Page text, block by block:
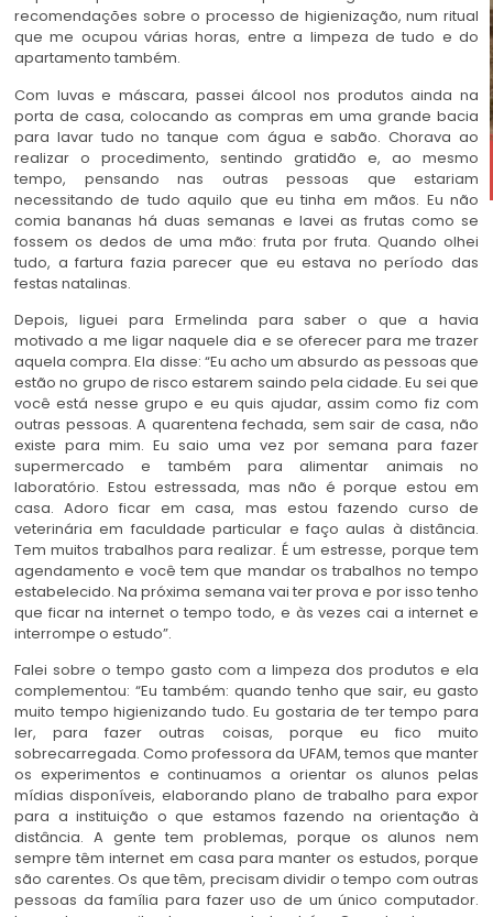
recomendações sobre o processo de higienização, num ritual
que me ocupou várias horas, entre a limpeza de tudo e do
apartamento também.
Com luvas e máscara, passei álcool nos produtos ainda na
porta de casa, colocando as compras em uma grande bacia
para lavar tudo no tanque com água e sabão. Chorava ao
realizar o procedimento, sentindo gratidão e, ao mesmo
tempo, pensando nas outras pessoas que estariam
necessitando de tudo aquilo que eu tinha em mãos. Eu não
comia bananas há duas semanas e lavei as frutas como se
fossem os dedos de uma mão: fruta por fruta. Quando olhei
tudo, a fartura fazia parecer que eu estava no período das
festas natalinas.
Depois, liguei para Ermelinda para saber o que a havia
motivado a me ligar naquele dia e se oferecer para me trazer
aquela compra. Ela disse: “Eu acho um absurdo as pessoas que
estão no grupo de risco estarem saindo pela cidade. Eu sei que
você está nesse grupo e eu quis ajudar, assim como fiz com
outras pessoas. A quarentena fechada, sem sair de casa, não
existe para mim. Eu saio uma vez por semana para fazer
supermercado e também para alimentar animais no
laboratório. Estou estressada, mas não é porque estou em
casa. Adoro ficar em casa, mas estou fazendo curso de
veterinária em faculdade particular e faço aulas à distância.
Tem muitos trabalhos para realizar. É um estresse, porque tem
agendamento e você tem que mandar os trabalhos no tempo
estabelecido. Na próxima semana vai ter prova e por isso tenho
que ficar na internet o tempo todo, e às vezes cai a internet e
interrompe o estudo”.
Falei sobre o tempo gasto com a limpeza dos produtos e ela
complementou: “Eu também: quando tenho que sair, eu gasto
muito tempo higienizando tudo. Eu gostaria de ter tempo para
ler, para fazer outras coisas, porque eu fico muito
sobrecarregada. Como professora da UFAM, temos que manter
os experimentos e continuamos a orientar os alunos pelas
mídias disponíveis, elaborando plano de trabalho para expor
para a instituição o que estamos fazendo na orientação à
distância. A gente tem problemas, porque os alunos nem
sempre têm internet em casa para manter os estudos, porque
são carentes. Os que têm, precisam dividir o tempo com outras
pessoas da família para fazer uso de um único computador.